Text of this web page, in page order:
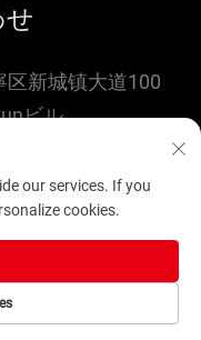
区新城镇大道100
ビル
CO.,LTD
ーポリシー
our services. If you
cookies.